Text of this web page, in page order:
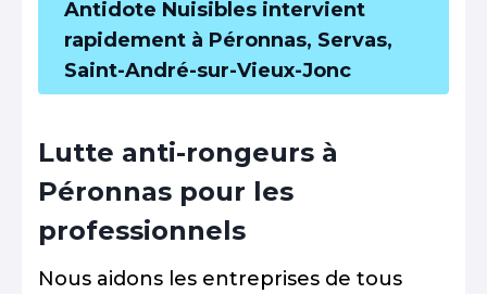
Antidote Nuisibles intervient
rapidement à Péronnas, Servas,
Saint-André-sur-Vieux-Jonc
Lutte anti-rongeurs à
Péronnas pour les
professionnels
Nous aidons les entreprises de tous